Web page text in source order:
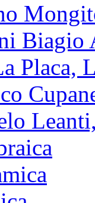
Biagio
Placa,